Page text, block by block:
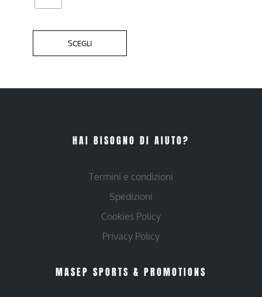
SCEGLI
HAI BISOGNO DI AIUTO?
Termini e condizioni
Spedizioni
Cookies Policy
Privacy Policy
MASEP SPORTS & PROMOTIONS